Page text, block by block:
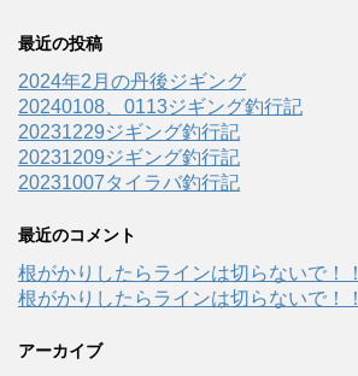
最近の投稿
2024年2月の丹後ジギング
20240108、0113ジギング釣行記
20231229ジギング釣行記
20231209ジギング釣行記
20231007タイラバ釣行記
最近のコメント
根がかりしたらラインは切らないで！！
根がかりしたらラインは切らないで！！
アーカイブ